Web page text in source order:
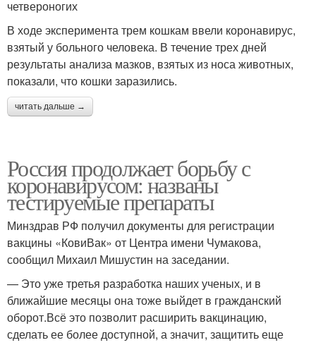
четвероногих
В ходе эксперимента трем кошкам ввели коронавирус,
взятый у больного человека. В течение трех дней
результаты анализа мазков, взятых из носа животных,
показали, что кошки заразились.
читать дальше →
Россия продолжает борьбу с
коронавирусом: названы
тестируемые препараты
Минздрав РФ получил документы для регистрации
вакцины «КовиВак» от Центра имени Чумакова,
сообщил Михаил Мишустин на заседании.
— Это уже третья разработка наших ученых, и в
ближайшие месяцы она тоже выйдет в гражданский
оборот.Всё это позволит расширить вакцинацию,
сделать ее более доступной, а значит, защитить еще